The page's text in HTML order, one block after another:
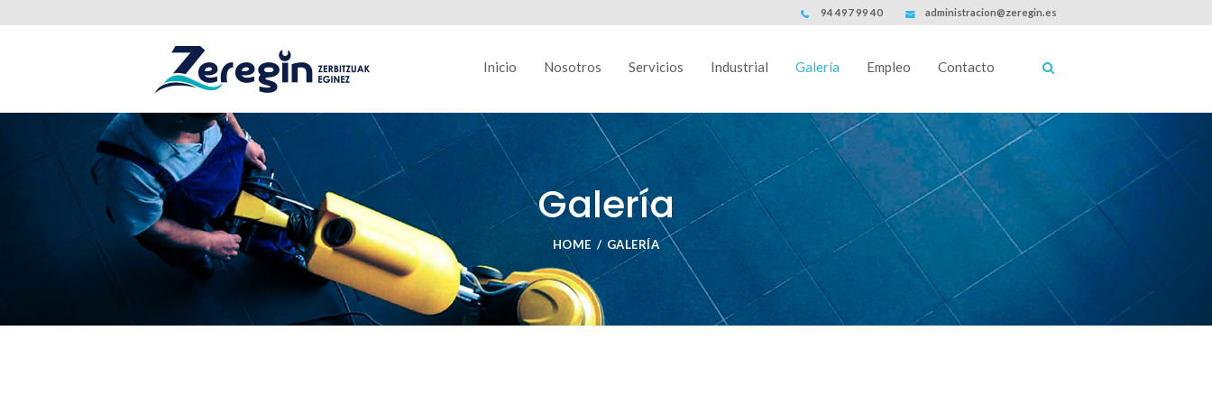
94 497 99 40 administracion@zeregin.es
Inicio Nosotros Servicios Industrial Galería Empleo Contacto
Galería
HOME GALERÍA